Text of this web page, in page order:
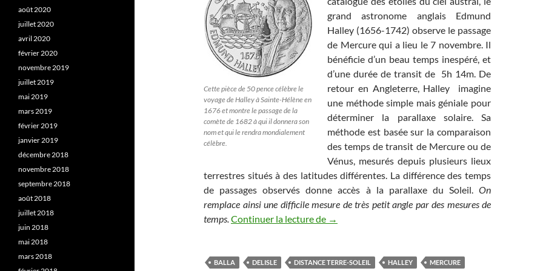
Cette pièce de 50 pence célèbre le
voyage de Halley à Sainte-Hélène en
1676 et montre le passage de la
comète de 1682 à qui il donnera son
nom et qui le rendra mondialement
célèbre.
grand astronome anglais Edmund
Halley (1656-1742) observe le passage
de Mercure qui a lieu le 7 novembre. Il
bénéficie d’un beau temps inespéré, et
d’une durée de transit de 5h 14m. De
retour en Angleterre, Halley imagine
une méthode simple mais géniale pour
déterminer la parallaxe solaire. Sa
méthode est basée sur la comparaison
des temps de transit de Mercure ou de
Vénus, mesurés depuis plusieurs lieux
terrestres situés à des latitudes différentes. La différence des temps
de passages observés donne accès à la parallaxe du Soleil. On
remplace ainsi une difficile mesure de très petit angle par des mesures de
temps.Continuer la lecture de Les passages de Mercure (2/2) : de Halley à
→
BALLA DELISLE DISTANCE TERRE-SOLEIL HALLEY MERCURE
août 2020
juillet 2020
avril 2020
février 2020
novembre 2019
juillet 2019
mai 2019
mars 2019
février 2019
janvier 2019
décembre 2018
novembre 2018
septembre 2018
août 2018
juillet 2018
juin 2018
mai 2018
mars 2018